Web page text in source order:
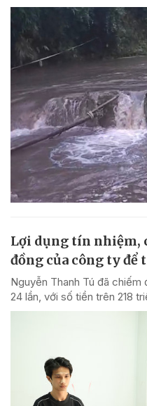
Lợi dụng tín nhiệm,
đồng của công ty để
Nguyễn Thanh Tú đã
24 lần, với số tiền trên 218